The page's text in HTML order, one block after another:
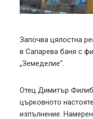
Започва цялостна
в Сапарева баня с
„Земеделие“.
Отец Димитър
църковното
изпълнение.